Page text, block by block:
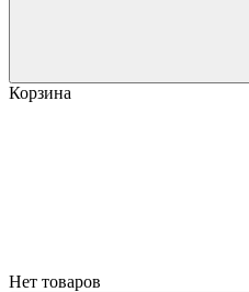
Корзина
Нет товаров